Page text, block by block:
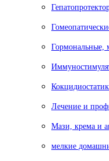
Гормональные,
Лечение и
Мази, крема и
мелкие